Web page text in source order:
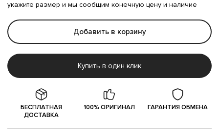
укажите размер и мы сообщим конечную цену и наличие
Добавить в корзину
Купить в один клик
БЕСПЛАТНАЯ
ДОСТАВКА
100% ОРИГИНАЛ ГАРАНТИЯ ОБМЕНА